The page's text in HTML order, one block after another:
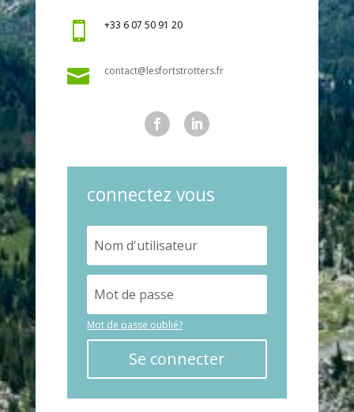
 +33 6 07 50 91 20
 contact@lesfortstrotters.fr
connectez vous
Mot de passe oublié?
Se connecter